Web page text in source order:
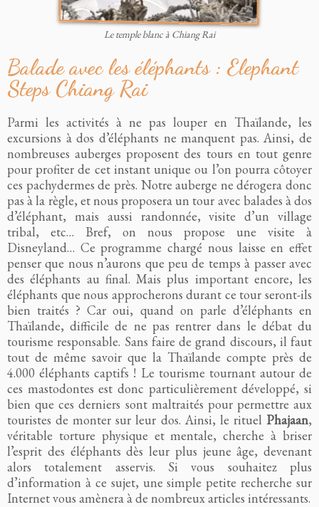
Le temple blanc à Chiang Rai
Balade avec les éléphants : Elephant
Steps Chiang Rai
Parmi les activités à ne pas louper en Thaïlande, les
excursions à dos d’éléphants ne manquent pas. Ainsi, de
nombreuses auberges proposent des tours en tout genre
pour profiter de cet instant unique ou l’on pourra côtoyer
ces pachydermes de près. Notre auberge ne dérogera donc
pas à la règle, et nous proposera un tour avec balades à dos
d’éléphant, mais aussi randonnée, visite d’un village
tribal, etc… Bref, on nous propose une visite à
Disneyland… Ce programme chargé nous laisse en effet
penser que nous n’aurons que peu de temps à passer avec
des éléphants au final. Mais plus important encore, les
éléphants que nous approcherons durant ce tour seront-ils
bien traités ? Car oui, quand on parle d’éléphants en
Thaïlande, difficile de ne pas rentrer dans le débat du
tourisme responsable. Sans faire de grand discours, il faut
tout de même savoir que la Thaïlande compte près de
4.000 éléphants captifs ! Le tourisme tournant autour de
ces mastodontes est donc particulièrement développé, si
bien que ces derniers sont maltraités pour permettre aux
touristes de monter sur leur dos. Ainsi, le rituel Phajaan,
véritable torture physique et mentale, cherche à briser
l’esprit des éléphants dès leur plus jeune âge, devenant
alors totalement asservis. Si vous souhaitez plus
d’information à ce sujet, une simple petite recherche sur
Internet vous amènera à de nombreux articles intéressants.